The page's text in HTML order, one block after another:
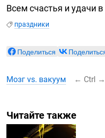
Всем счастья и удачи
праздники
Поделиться
Мозг vs. вакуум ← Ctrl →
Читайте также